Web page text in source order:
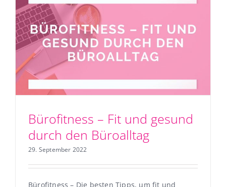
Bürofitness – Fit und gesund
durch den Büroalltag
29. September 2022
Bürofitness – Die besten Tipps, um fit und